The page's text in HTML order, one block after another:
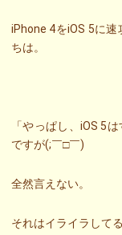
iPhone 4をiOS 5に
ちは。
「やっぱし、iOS 5
ですが(;￣□￣)
全然言えない。
それはイライラして